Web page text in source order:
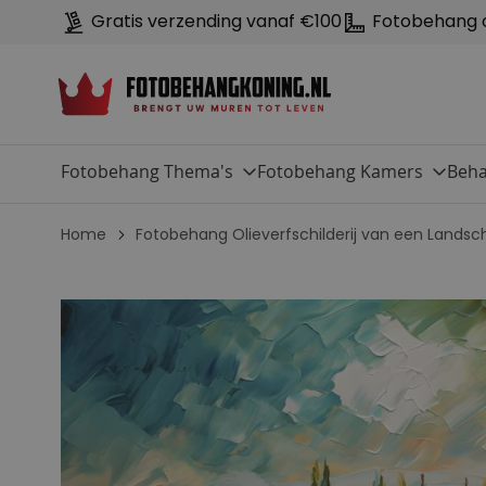
Gratis verzending vanaf €100 Fotobehang
Fotobehang Thema's Fotobehang Kamers
Home Fotobehang Olieverfschilderij van een